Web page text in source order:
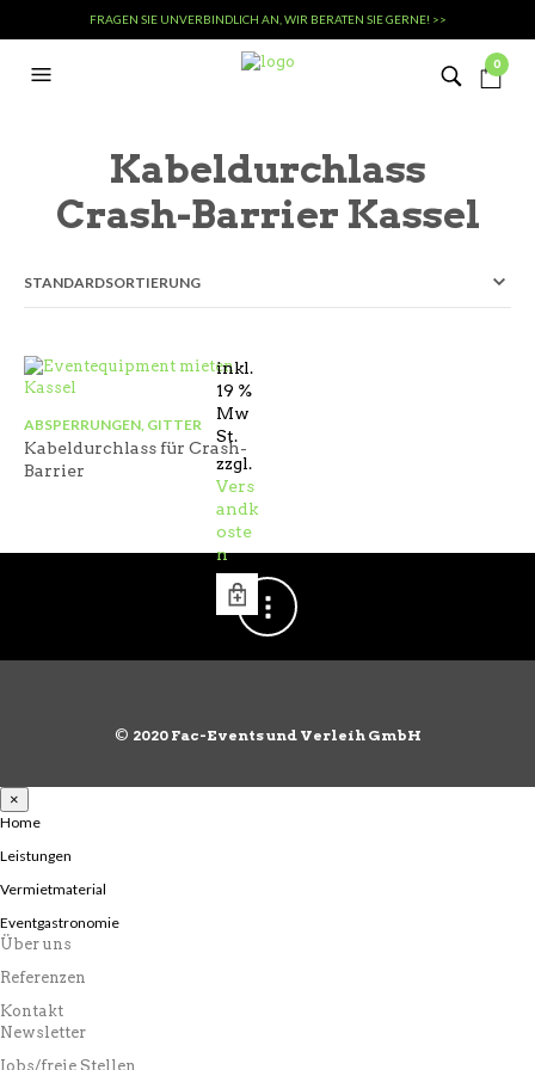
FRAGEN SIE UNVERBINDLICH AN, WIR BERATEN SIE GERNE! >>
0
Kabeldurchlass
Crash-Barrier Kassel
inkl.
19 %
Mw
St.
zzgl.
Vers
andk
oste
n
ABSPERRUNGEN, GITTER
Kabeldurchlass für Crash-
Barrier
© 2020 Fac-Events und Verleih GmbH
×
Home
Leistungen
Vermietmaterial
Eventgastronomie
Über uns
Referenzen
Kontakt
Newsletter
Jobs/freie Stellen